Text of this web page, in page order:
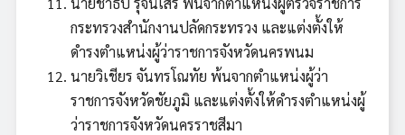
กระทรวงสำนักงานปลัดกระทรวง และแต่งตั้งให้
ดำรงตำแหน่งผู้ว่าราชการจังหวัดนครพนม
นายวิเชียร จันทรโณทัย พ้นจากตำแหน่งผู้ว่า
ราชการจังหวัดชัยภูมิ และแต่งตั้งให้ดำรงตำแหน่งผู้
ว่าราชการจังหวัดนครราชสีมา